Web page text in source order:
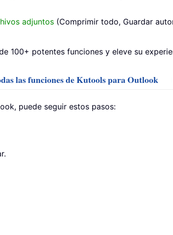
adjuntos (Comprimir todo, Guardar
100+ potentes funciones y eleve su
las funciones de Kutools para Outlook
puede seguir estos pasos: